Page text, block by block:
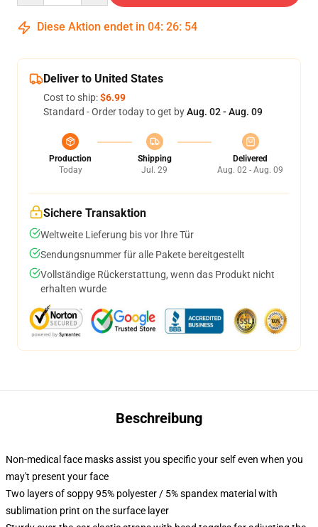
Diese Aktion endet in 04: 26: 54
Deliver to United States
Cost to ship:$6.99
Standard - Order today to get byAug. 02 - Aug. 09
Production
Today
Shipping
Jul. 29
Delivered
Aug. 02 - Aug. 09
Sichere Transaktion
Weltweite Lieferung bis vor Ihre Tür
Sendungsnummer für alle Pakete bereitgestellt
Vollständige Rückerstattung, wenn das Produkt nicht
erhalten wurde
Beschreibung
Non-medical face masks assist you specific your self even when you
may't present your face
Two layers of soppy 95% polyester / 5% spandex material with
sublimation print on the surface layer